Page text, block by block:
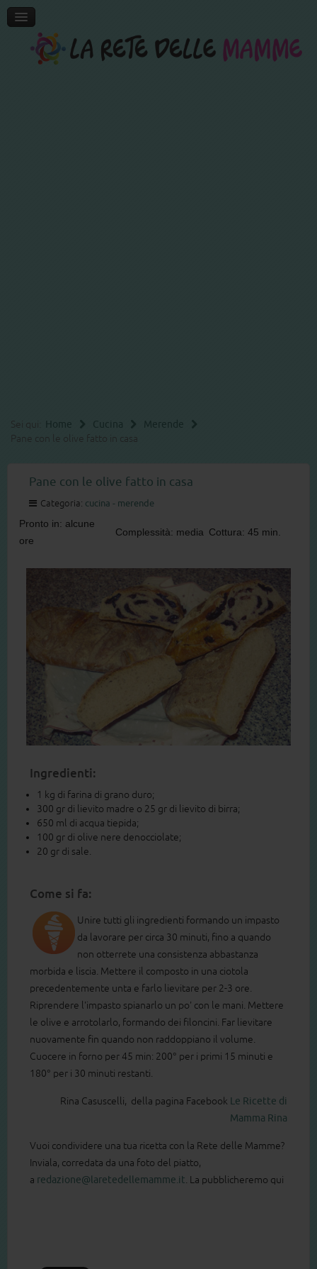
Sei qui: Home Cucina
Merende
Pane con le olive fatto in casa
Pane con le olive fatto in casa
Categoria: cucina - merende
Pronto in: alcune
ore
Complessità: media Cottura: 45 min.
Ingredienti:
1 kg di farina di grano duro;
300 gr di lievito madre o 25 gr di lievito di birra;
650 ml di acqua tiepida;
100 gr di olive nere denocciolate;
20 gr di sale.
Come si fa:
Unire tutti gli ingredienti formando un impasto
da lavorare per circa 30 minuti, fino a quando
non otterrete una consistenza abbastanza
morbida e liscia. Mettere il composto in una ciotola
precedentemente unta e farlo lievitare per 2-3 ore.
Riprendere l'impasto spianarlo un po' con le mani. Mettere
le olive e arrotolarlo, formando dei filoncini. Far lievitare
nuovamente fin quando non raddoppiano il volume.
Cuocere in forno per 45 min: 200° per i primi 15 minuti e
180° per i 30 minuti restanti.
Rina Casuscelli, della pagina Facebook ‪Le Ricette di
Mamma Rina
Vuoi condividere una tua ricetta con la Rete delle Mamme?
Inviala, corredata da una foto del piatto,
a redazione@laretedellemamme.it . La pubblicheremo qui